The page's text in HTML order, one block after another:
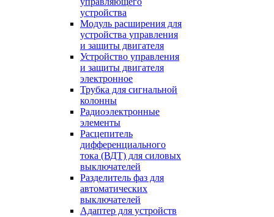
устройства
Модуль расширения для
устройства управления
и защиты двигателя
Устройство управления
и защиты двигателя
электронное
Трубка для сигнальной
колонны
Радиоэлектронные
элементы
Расцепитель
дифференциального
тока (ВДТ) для силовых
выключателей
Разделитель фаз для
автоматических
выключателей
Адаптер для устройств